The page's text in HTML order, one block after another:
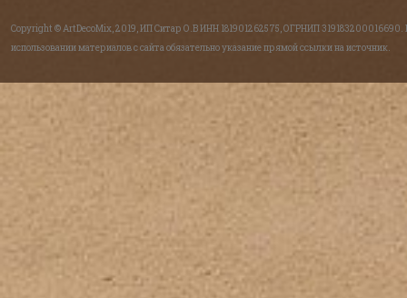
Copyright © ArtDecoMix, 2019, ИП Ситар О.В ИНН 181901262575, ОГРНИП 319183200016690.
использовании материалов с сайта обязательно указание прямой ссылки на источник.